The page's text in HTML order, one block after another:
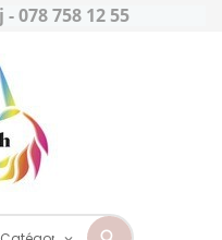
078 758 12 55